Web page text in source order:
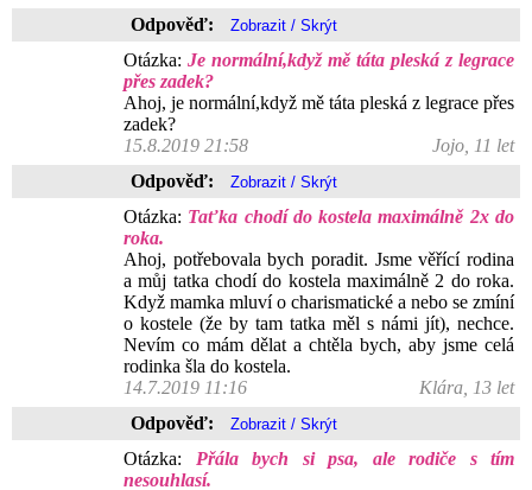
Odpověď:
Otázka: Je normální,když mě táta pleská z legrace
přes zadek?
Ahoj, je normální,když mě táta pleská z legrace přes
zadek?
15.8.2019 21:58
Jojo, 11 let
Odpověď:
Otázka: Taťka chodí do kostela maximálně 2x do
roka.
Ahoj, potřebovala bych poradit. Jsme věřící rodina
a můj tatka chodí do kostela maximálně 2 do roka.
Když mamka mluví o charismatické a nebo se zmíní
o kostele (že by tam tatka měl s námi jít), nechce.
Nevím co mám dělat a chtěla bych, aby jsme celá
rodinka šla do kostela.
14.7.2019 11:16
Klára, 13 let
Odpověď:
Otázka: Přála bych si psa, ale rodiče s tím
nesouhlasí.